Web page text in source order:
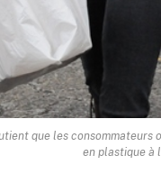
que les
en plastique à